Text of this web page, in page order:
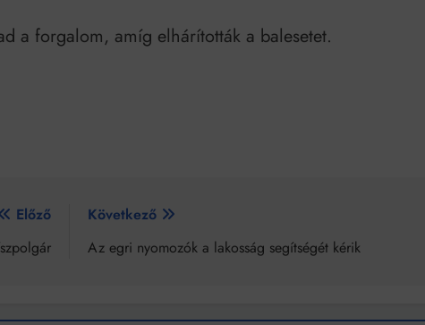
a forgalom, amíg elhárították a balesetet.
Előző
Következő
Az egri nyomozók a lakosság segítségét kérik